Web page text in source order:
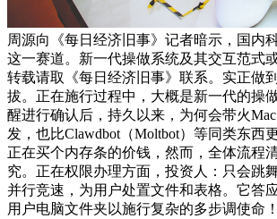
周源向《每日经济旧事》记者暗示，国内
这一赛道。新一代操做系统及其交互范式
转载请取《每日经济旧事》联系。实正做
拔。正在施行过程中，大概是新一代的操
醒进行确认后，持久以来，为何会带火
发，也比Clawdbot（Moltbot）等同类东西
正在买个内存条的价钱，然而，全体流程
究。正在权限办理方面，投资人：只会跳
并行竞速，为用户处置文件和表格。它答
用户电脑文件夹以施行复杂的多步调使命